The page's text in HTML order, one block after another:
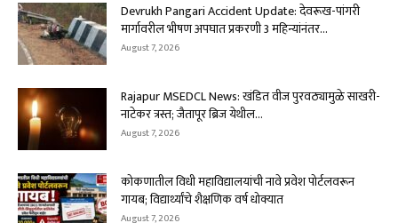
Devrukh Pangari Accident Update: देवरूख-पांगरी
मार्गावरील भीषण अपघात प्रकरणी 3 महिन्यांनंतर...
August 7, 2026
Rajapur MSEDCL News: खंडित वीज पुरवठ्यामुळे साखरी-
नाटेकर त्रस्त; जैतापूर ब्रिज येथील...
August 7, 2026
कोकणातील विधी महाविद्यालयांची नावे प्रवेश पोर्टलवरून
गायब; विद्यार्थ्यांचे शैक्षणिक वर्ष धोक्यात
August 7, 2026